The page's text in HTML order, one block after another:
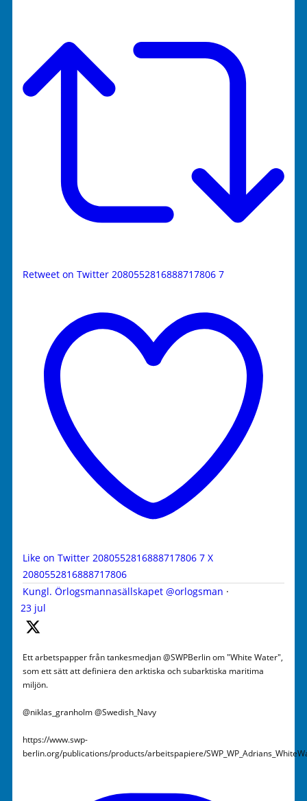
Retweet on Twitter 2080552816888717806 7
Like on Twitter 2080552816888717806 7 X
2080552816888717806
Kungl. Örlogsmannasällskapet @orlogsman ·
23 jul
Ett arbetspapper från tankesmedjan @SWPBerlin om "White Water",
som ett sätt att definiera den arktiska och subarktiska maritima
miljön.
@niklas_granholm @Swedish_Navy
https://www.swp-
berlin.org/publications/products/arbeitspapiere/